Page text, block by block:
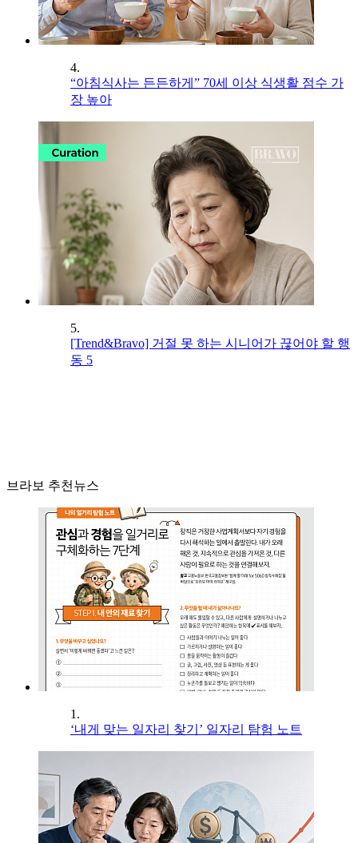
4.
“아침식사는 든든하게” 70세 이상 식생활 점수 가
장 높아
5.
[Trend&Bravo] 거절 못 하는 시니어가 끊어야 할 행
동 5
브라보 추천뉴스
1.
‘내게 맞는 일자리 찾기’ 일자리 탐험 노트